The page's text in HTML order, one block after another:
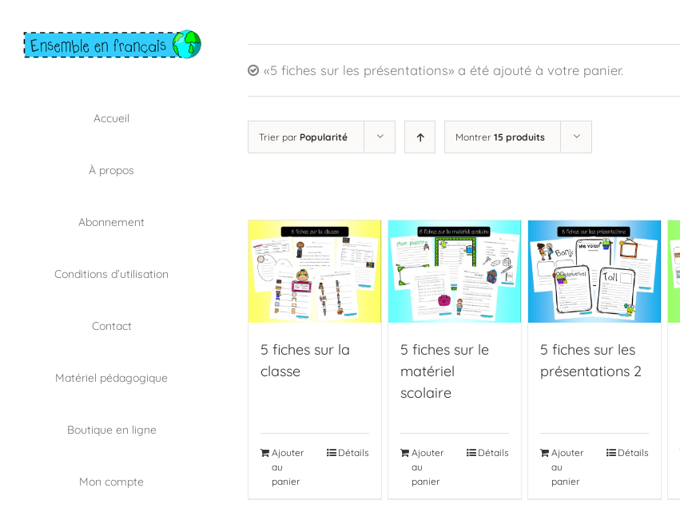
content
Accueil
À propos
Abonnement
Conditions d’utilisation
Contact
Matériel pédagogique
Boutique en ligne
Mon compte
«5 fiches sur les présentations» a été ajouté à votre panier.
Trier par Popularité Montrer 15 produits
5 fiches sur la
classe
Ajouter
au
panier
Détails
5 fiches sur le
matériel
scolaire
Ajouter
au
panier
Détails
5 fiches sur les
présentations 2
Ajouter
au
panier
Détails